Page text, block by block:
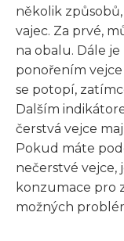
několik
vajec. Za prvé,
na obalu. Dále
ponořením
se potopí,
Dalším
čerstvá vejce
Pokud máte
nečerstvé vejce,
konzumace pro
možných